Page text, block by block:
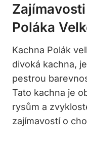
Poláka‍
Kachna Polák
divoká kachna,
pestrou
Tato kachna je
rysům a
zajímavostí o